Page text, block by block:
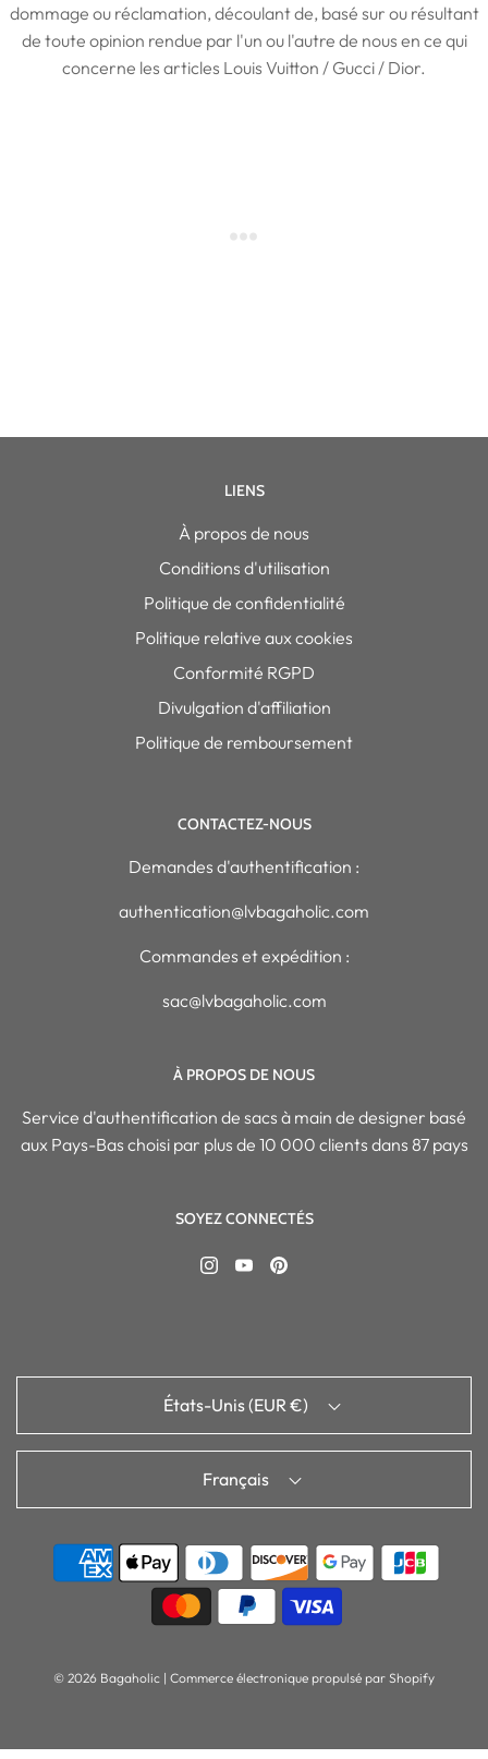
dommage ou réclamation, découlant de, basé sur ou résultant
de toute opinion rendue par l'un ou l'autre de nous en ce qui
concerne les articles Louis Vuitton / Gucci / Dior.
LIENS
À propos de nous
Conditions d'utilisation
Politique de confidentialité
Politique relative aux cookies
Conformité RGPD
Divulgation d'affiliation
Politique de remboursement
CONTACTEZ-NOUS
Demandes d'authentification :
authentication@lvbagaholic.com
Commandes et expédition :
sac@lvbagaholic.com
À PROPOS DE NOUS
Service d'authentification de sacs à main de designer basé
aux Pays-Bas choisi par plus de 10 000 clients dans 87 pays
SOYEZ CONNECTÉS
États-Unis (EUR €)
Français
© 2026 Bagaholic | Commerce électronique propulsé par Shopify